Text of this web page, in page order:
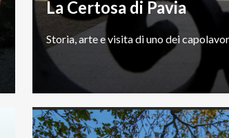
La Certosa di Pavia
Storia,arteevisitadiunodei